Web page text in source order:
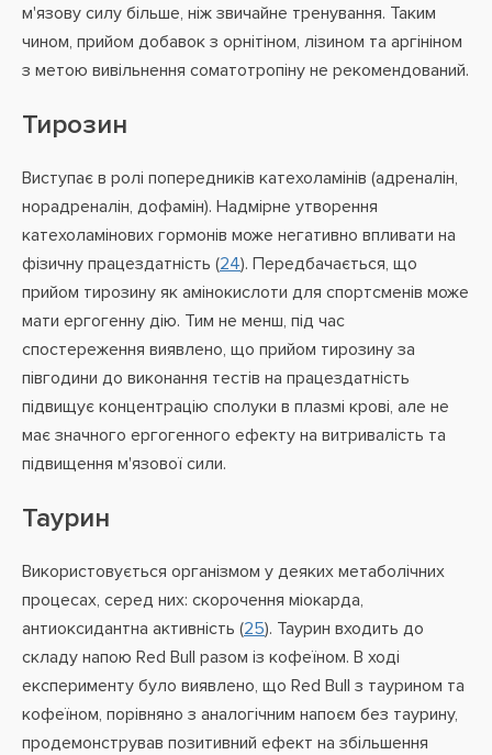
м'язову силу більше, ніж звичайне тренування. Таким
чином, прийом добавок з орнітіном, лізином та аргініном
з метою вивільнення соматотропіну не рекомендований.
Тирозин
Виступає в ролі попередників катехоламінів (адреналін,
норадреналін, дофамін). Надмірне утворення
катехоламінових гормонів може негативно впливати на
фізичну працездатність (24). Передбачається, що
прийом тирозину як амінокислоти для спортсменів може
мати ергогенну дію. Тим не менш, під час
спостереження виявлено, що прийом тирозину за
півгодини до виконання тестів на працездатність
підвищує концентрацію сполуки в плазмі крові, але не
має значного ергогенного ефекту на витривалість та
підвищення м'язової сили.
Таурин
Використовується організмом у деяких метаболічних
процесах, серед них: скорочення міокарда,
антиоксидантна активність (25). Таурин входить до
складу напою Red Bull разом із кофеїном. В ході
експерименту було виявлено, що Red Bull з таурином та
кофеїном, порівняно з аналогічним напоєм без таурину,
продемонстрував позитивний ефект на збільшення